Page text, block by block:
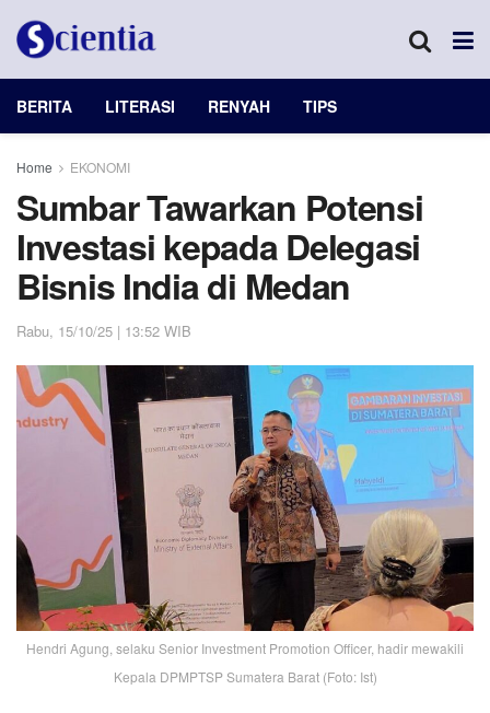
BERITA LITERASI RENYAH TIPS
Home EKONOMI
Sumbar Tawarkan Potensi
Investasi kepada Delegasi
Bisnis India di Medan
Rabu, 15/10/25 | 13:52 WIB
Hendri Agung, selaku Senior Investment Promotion Officer, hadir mewakili
Kepala DPMPTSP Sumatera Barat (Foto: Ist)